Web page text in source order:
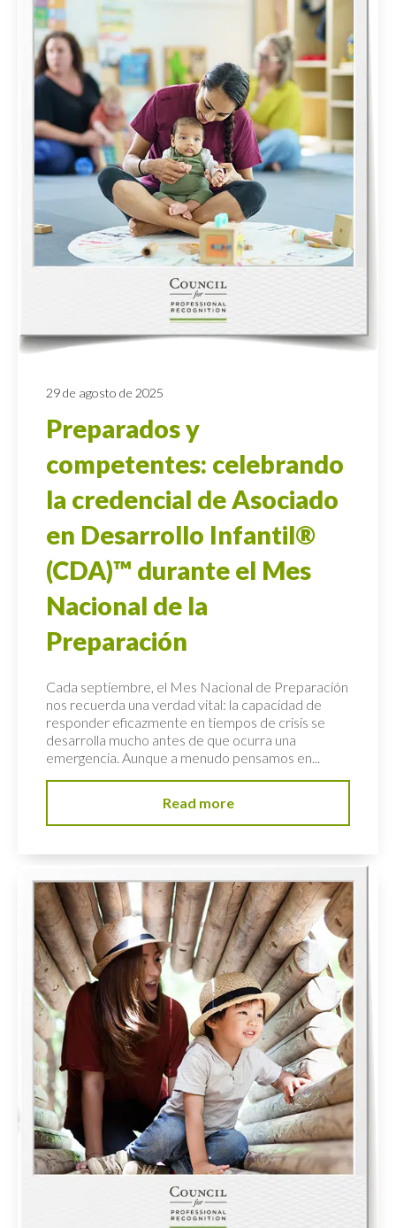
29 de agosto de 2025
Preparados y
competentes: celebrando
la credencial de Asociado
en Desarrollo Infantil®
(CDA)™ durante el Mes
Nacional de la
Preparación
Cada septiembre, el Mes Nacional de Preparación
nos recuerda una verdad vital: la capacidad de
responder eficazmente en tiempos de crisis se
desarrolla mucho antes de que ocurra una
emergencia. Aunque a menudo pensamos en...
Read more